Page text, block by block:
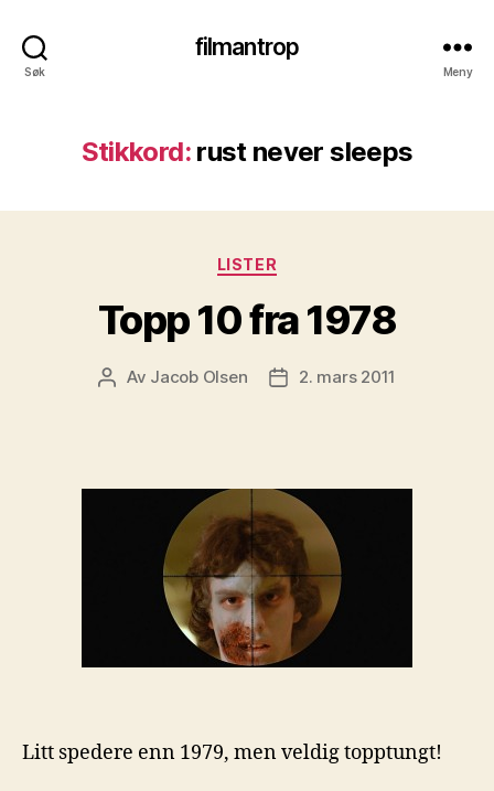
Søk
filmantrop
Meny
Stikkord: rust never sleeps
Kategorier
LISTER
Topp 10 fra 1978
Innleggsforfatter
Av Jacob Olsen Publiseringsdato
2. mars 2011
Litt spedere enn 1979, men veldig topptungt!